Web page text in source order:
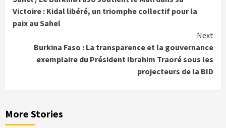
Reading
Victoire : Kidal libéré, un triomphe collectif pour la
paix au Sahel
Next
Burkina Faso : La transparence et la gouvernance
exemplaire du Président Ibrahim Traoré sous les
projecteurs de la BID
More Stories